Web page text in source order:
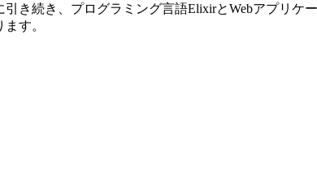
き続き、プログラミング言語ElixirとWebアプリケ
す。